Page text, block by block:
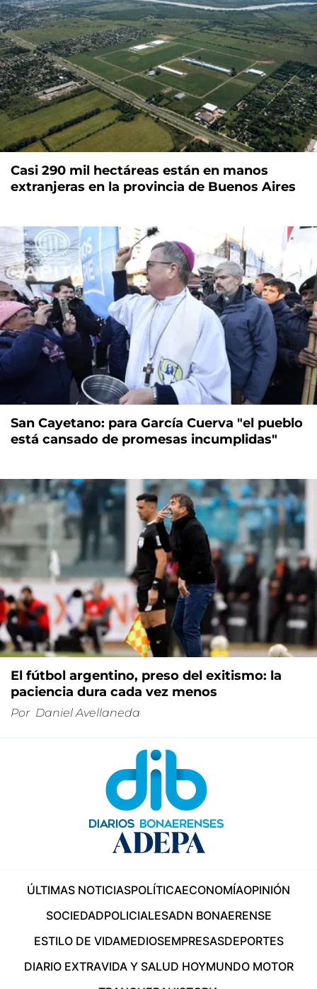
Casi 290 mil hectáreas están en manos
extranjeras en la provincia de Buenos Aires
San Cayetano: para García Cuerva "el pueblo
está cansado de promesas incumplidas"
El fútbol argentino, preso del exitismo: la
paciencia dura cada vez menos
Por Daniel Avellaneda
ÚLTIMAS NOTICIASPOLÍTICAECONOMÍAOPINIÓN
SOCIEDADPOLICIALESADN BONAERENSE
ESTILO DE VIDAMEDIOSEMPRESASDEPORTES
DIARIO EXTRAVIDA Y SALUD HOYMUNDO MOTOR